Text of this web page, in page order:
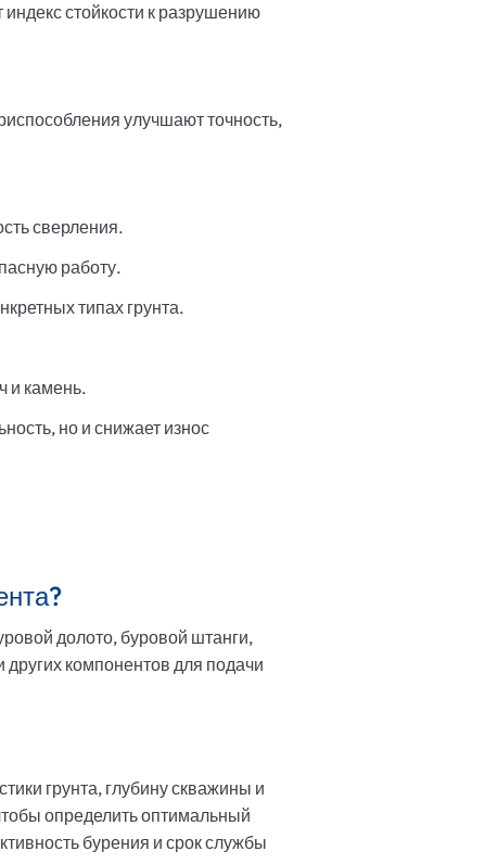
стойкости к разрушению
улучшают точность,
сверления.
работу.
типах грунта.
и камень.
но и снижает износ
долото, буровой штанги,
компонентов для подачи
грунта, глубину скважины и
определить оптимальный
бурения и срок службы